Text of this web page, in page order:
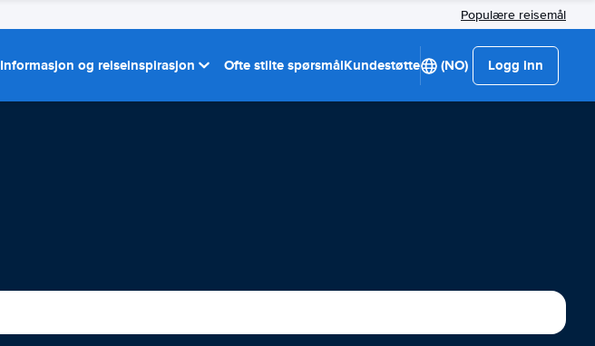
Populære reisemål
Informasjon og reiseinspirasjon Ofte stilte spørsmålKundestøtte (NO) Logg inn